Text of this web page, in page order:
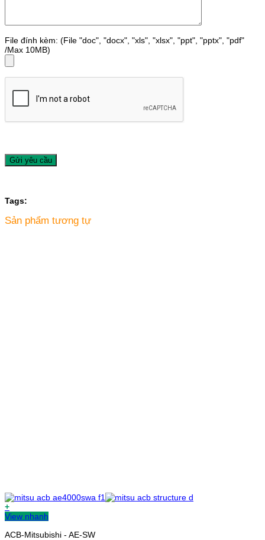
File đính kèm: (File "doc", "docx", "xls", "xlsx", "ppt", "pptx", "pdf"
/Max 10MB)
Tags:
Sản phẩm tương tự
+
View nhanh
ACB-Mitsubishi - AE-SW